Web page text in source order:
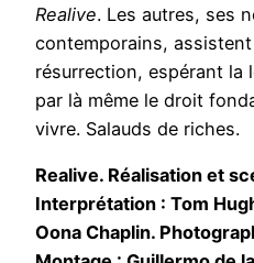
Realive. Les autres, ses
contemporains,
résurrection, espérant la
par là même le droit
vivre. Salauds de riches.
Realive. Réalisation et
Interprétation : Tom
Oona Chaplin.